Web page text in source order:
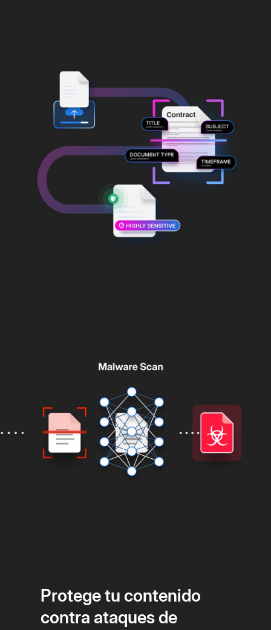
Protege tu contenido
contra ataques de